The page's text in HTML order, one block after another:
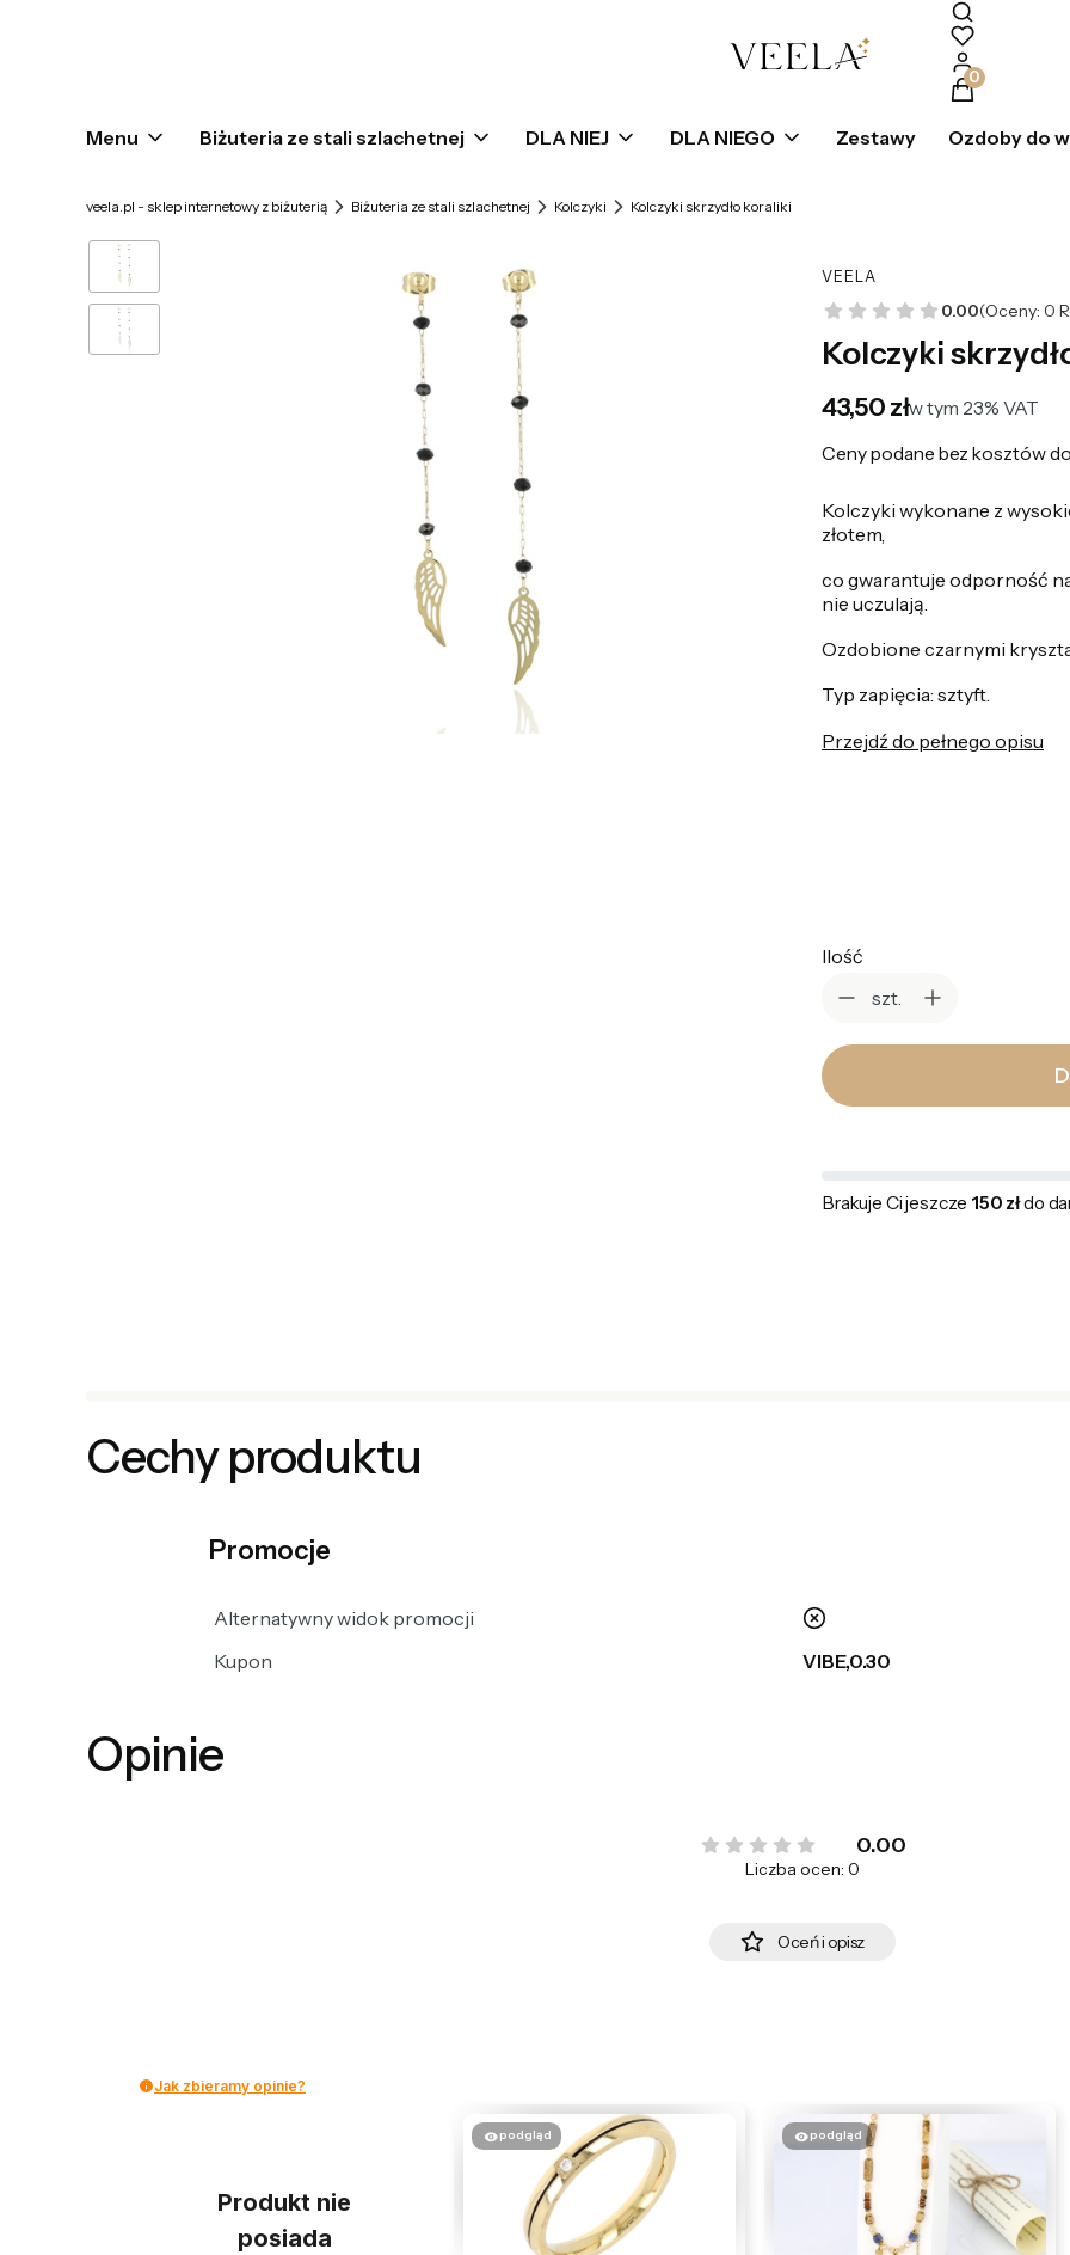
Produkty w
Menu Biżuteria ze stali szlachetnej DLA NIEJ DLA NIEGO Zestawy Ozdoby do
veela.pl - sklep internetowy z biżuterią Biżuteria ze stali szlachetnej Kolczyki Kolczyki skrzydło koraliki
VEELA
0.00(Oceny: 0
Kolczyki
Cena
43,50 złw tym 23% VAT
w tym 23% VAT
Ceny podane bez kosztów
Kolczyki wykonane z
złotem,
co gwarantuje odporność
nie uczulają.
Ozdobione czarnymi
Typ zapięcia: sztyft.
Przejdź do pełnego opisu
Ilość
szt.
Brakuje Ci jeszcze 150 złdo
Cechy produktu
Promocje
Alternatywny widok promocji
nie
Kupon
VIBE,0.30
Opinie
0.00
Liczba ocen: 0
Oceń i opisz
Jak zbieramy opinie?
Produkt nie
posiada
podgląd podgląd